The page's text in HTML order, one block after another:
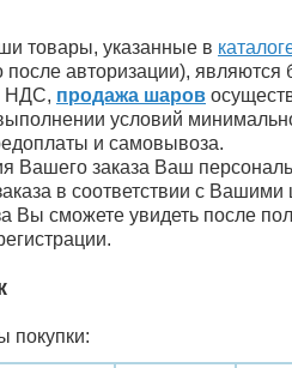
товары, указанные в
после авторизации),
НДС, продажа шаров
условий
и самовывоза.
Вашего заказа Ваш
в соответствии с
Вы сможете увидеть после
покупки: